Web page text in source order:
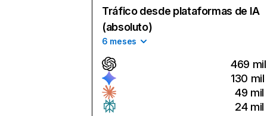
Tráfico desde plataformas de IA
(absoluto)
6 meses
469 mil
130 mil
49 mil
24 mil